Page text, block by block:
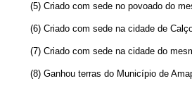
(5) Criado com sede no povoado do
(6) Criado com sede na cidade de
(7) Criado com sede na cidade do
(8) Ganhou terras do Município de